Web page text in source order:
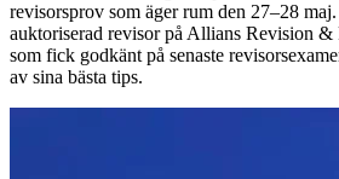
revisorsprov som äger rum den 27–28
auktoriserad revisor på Allians Revision
som fick godkänt på senaste
av sina bästa tips.